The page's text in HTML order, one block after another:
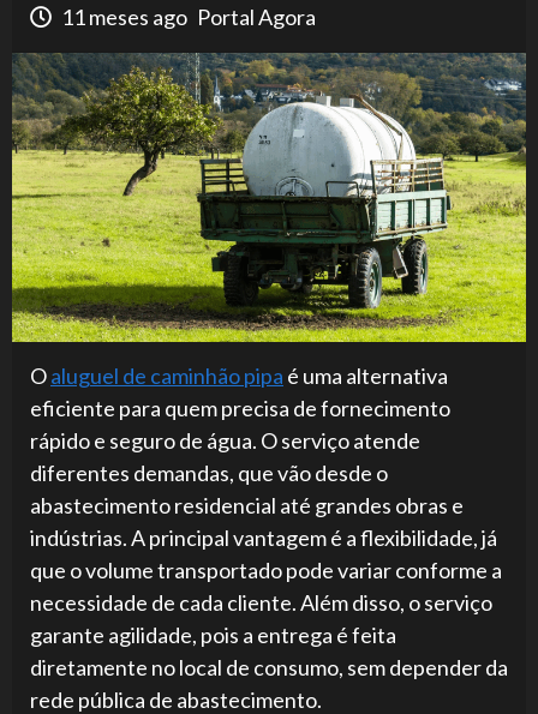
11 meses ago Portal Agora
Oaluguel de caminhão pipa é uma alternativa
eficiente para quem precisa de fornecimento
rápido e seguro de água. O serviço atende
diferentes demandas, que vão desde o
abastecimento residencial até grandes obras e
indústrias. A principal vantagem é a flexibilidade, já
que o volume transportado pode variar conforme a
necessidade de cada cliente. Além disso, o serviço
garante agilidade, pois a entrega é feita
diretamente no local de consumo, sem depender da
rede pública de abastecimento.